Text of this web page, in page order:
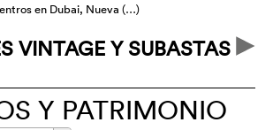
en Dubai, Nueva (…)
VINTAGE Y SUBASTAS
Y PATRIMONIO